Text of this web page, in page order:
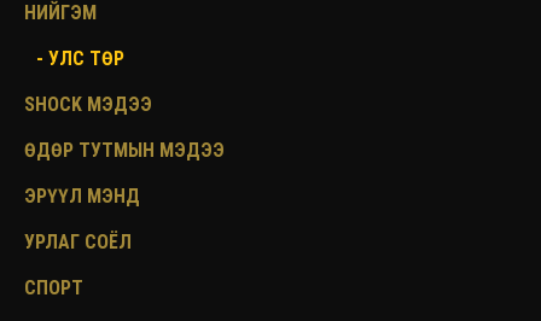
НИЙГЭМ
- УЛС ТӨР
SHOCK МЭДЭЭ
ӨДӨР ТУТМЫН МЭДЭЭ
ЭРҮҮЛ МЭНД
УРЛАГ СОЁЛ
СПОРТ